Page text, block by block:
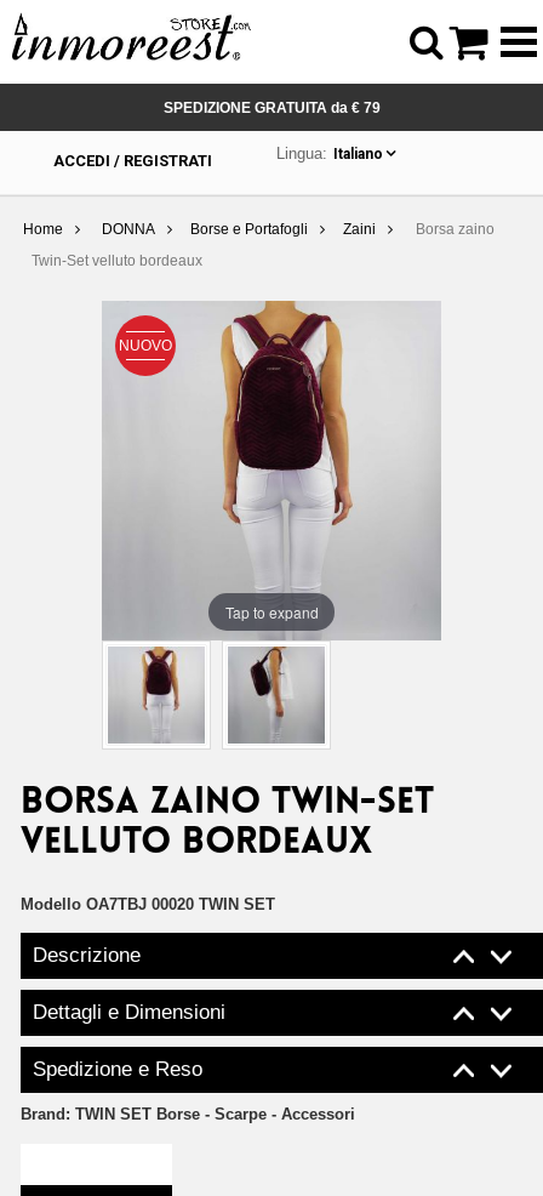
SPEDIZIONE GRATUITA da € 79
ACCEDI / REGISTRATI Lingua: Italiano
Home DONNA Borse e Portafogli Zaini
Borsa zaino
Twin-Set velluto bordeaux
NUOVO
Tap to expand
Borsa zaino Twin-Set
velluto bordeaux
Modello OA7TBJ 00020 TWIN SET
Descrizione
Dettagli e Dimensioni
Spedizione e Reso
Brand: TWIN SET Borse - Scarpe - Accessori
 